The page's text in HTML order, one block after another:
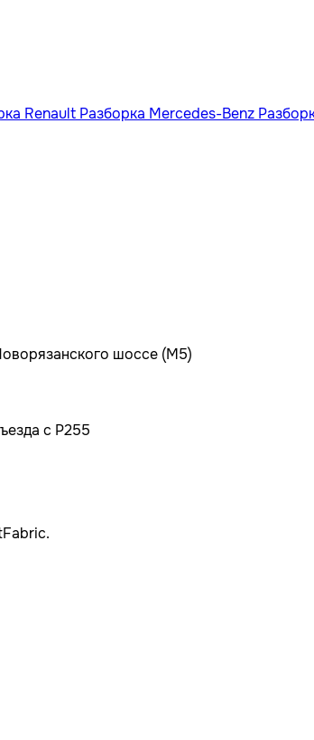
Renault Разборка Mercedes-Benz
шоссе (М5)
с Р255